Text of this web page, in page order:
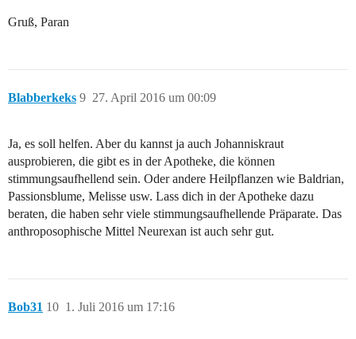
Gruß, Paran
Blabberkeks 27. April 2016 um 00:09
9
Ja, es soll helfen. Aber du kannst ja auch Johanniskraut
ausprobieren, die gibt es in der Apotheke, die können
stimmungsaufhellend sein. Oder andere Heilpflanzen wie Baldrian,
Passionsblume, Melisse usw. Lass dich in der Apotheke dazu
beraten, die haben sehr viele stimmungsaufhellende Präparate. Das
anthroposophische Mittel Neurexan ist auch sehr gut.
Bob31 1. Juli 2016 um 17:16
10